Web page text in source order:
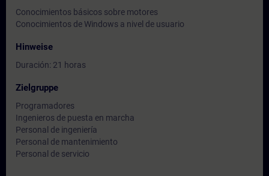
Conocimientos básicos sobre motores
Conocimientos de Windows a nivel de usuario
Hinweise
Duración: 21 horas
Zielgruppe
Programadores
Ingenieros de puesta en marcha
Personal de ingeniería
Personal de mantenimiento
Personal de servicio